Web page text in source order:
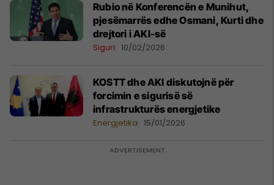
Rubio në Konferencën e Munihut,
pjesëmarrës edhe Osmani, Kurti dhe
drejtori i AKI-së
Siguri 10/02/2026
KOSTT dhe AKI diskutojnë për
forcimin e sigurisë së
infrastrukturës energjetike
Energjetika 15/01/2026